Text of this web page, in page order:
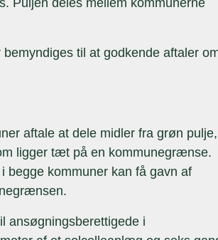
Puljen deles mellem kommunerne
til at godkende aftaler
aftale at dele midler fra grøn pulje,
ligger tæt på en kommunegrænse.
begge kommuner kan få gavn af
ansøgningsberettigede i